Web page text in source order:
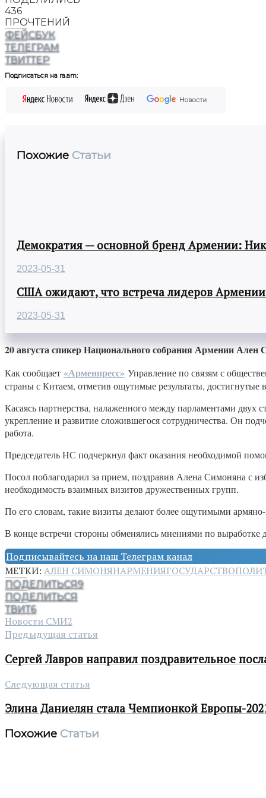
436
ПРОЧТЕНИЙ
ФЕЙСБУК
ТЕЛЕГРАМ
ТВИТТЕР
Подписаться на ra.am:
Похожие Статьи
Демократия — основной бренд Армении:
2023-05-31
США ожидают, что встреча лидеров
2023-05-31
20 августа спикер Национального собрания Армении
Как сообщает «Арменпресс» Управление по связям с
страны с Китаем, отметив ощутимые результаты, достигнутые
Касаясь партнерства, налаженного между парламентами двух
укрепление и развитие сложившегося сотрудничества. Он
работа.
Председатель НС подчеркнул факт оказания необходимой
Посол поблагодарил за прием, поздравив Алена Симоняна с
необходимость взаимных визитов дружественных групп.
По его словам, такие визиты делают более ощутимыми
В конце встречи стороны обменялись мнениями по выработке
Подписывайтесь на наш Телеграм канал
МЕТКИ: АЛЕН СИМОНЯНАРМЕНИЯГОСУДАРСТВО
ПОДЕЛИТЬСЯ9
ПОДЕЛИТЬСЯ
ТВИТ6
Новости СМИ2
Предыдущая статья
Сергей Лавров направил поздравительное
Следующая статья
Элина Даниелян стала Чемпионкой Европы-
Похожие Статьи